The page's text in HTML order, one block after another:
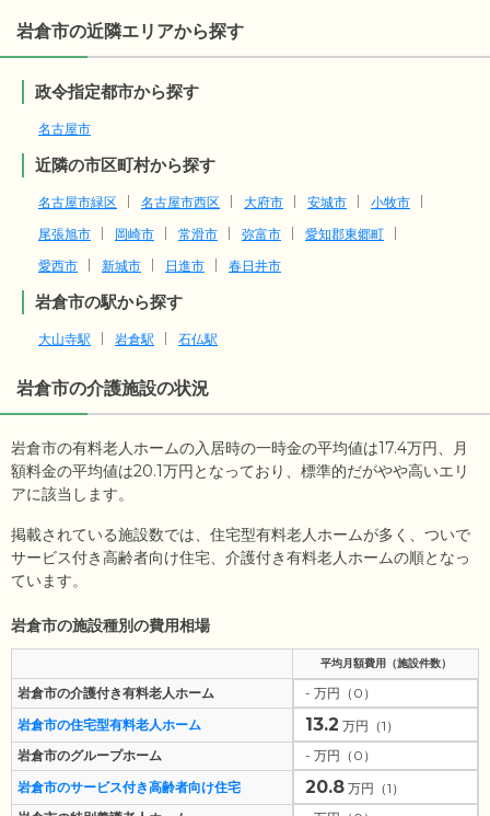
岩倉市の近隣エリアから探す
政令指定都市から探す
名古屋市
近隣の市区町村から探す
名古屋市緑区 名古屋市西区 大府市 安城市
小牧市
尾張旭市
岡崎市 常滑市 弥富市
愛知郡東郷町
愛西市
新城市 日進市 春日井市
岩倉市の駅から探す
大山寺駅 岩倉駅 石仏駅
岩倉市の介護施設の状況
岩倉市の有料老人ホームの入居時の一時金の平均値は17.4万円、月
額料金の平均値は20.1万円となっており、標準的だがやや高いエリ
アに該当します。
掲載されている施設数では、住宅型有料老人ホームが多く、ついで
サービス付き高齢者向け住宅、介護付き有料老人ホームの順となっ
ています。
岩倉市の施設種別の費用相場
平均月額費用（施設件数）
岩倉市の介護付き有料老人ホーム
- 万円（0）
岩倉市の住宅型有料老人ホーム
13.2 万円（1）
岩倉市のグループホーム
- 万円（0）
岩倉市のサービス付き高齢者向け住宅
20.8 万円（1）